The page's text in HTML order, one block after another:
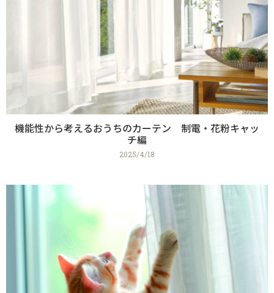
機能性から考えるおうちのカーテン 制電・花粉キャッ
チ編
2025/4/18